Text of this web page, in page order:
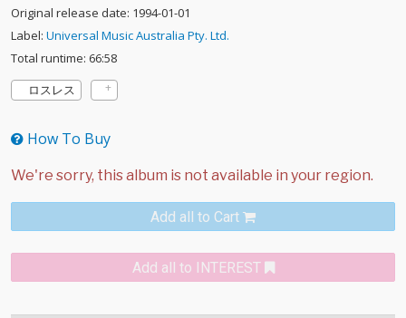
Original release date: 1994-01-01
Label: Universal Music Australia Pty. Ltd.
Total runtime: 66:58
ロスレス
How To Buy
Add all to Cart
Add all to INTEREST